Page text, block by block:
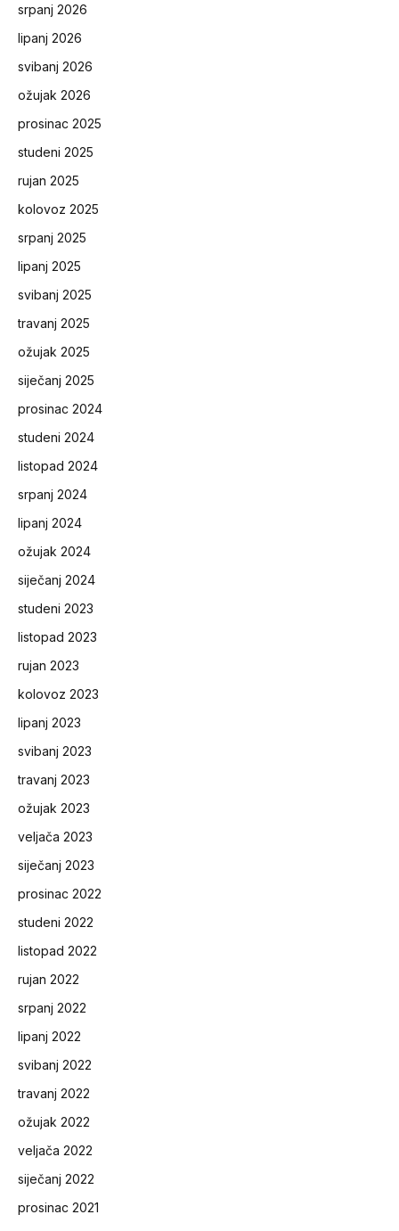
srpanj 2026
lipanj 2026
svibanj 2026
ožujak 2026
prosinac 2025
studeni 2025
rujan 2025
kolovoz 2025
srpanj 2025
lipanj 2025
svibanj 2025
travanj 2025
ožujak 2025
siječanj 2025
prosinac 2024
studeni 2024
listopad 2024
srpanj 2024
lipanj 2024
ožujak 2024
siječanj 2024
studeni 2023
listopad 2023
rujan 2023
kolovoz 2023
lipanj 2023
svibanj 2023
travanj 2023
ožujak 2023
veljača 2023
siječanj 2023
prosinac 2022
studeni 2022
listopad 2022
rujan 2022
srpanj 2022
lipanj 2022
svibanj 2022
travanj 2022
ožujak 2022
veljača 2022
siječanj 2022
prosinac 2021